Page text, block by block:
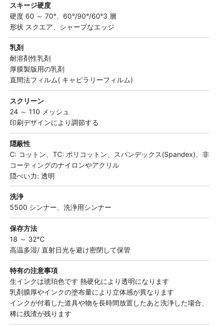
スキージ硬度
硬度 60 ～ 70°、60°/90°/60°3 層
形状 スクエア、シャープなエッジ
乳剤
耐溶剤性乳剤
厚膜製版用の乳剤
直間法フィルム( キャピラリーフィルム)
スクリーン
24 ～ 110 メッシュ
印刷デザインにより調節する
隠蔽性
C: コットン、TC: ポリコットン、スパンデックス(Spandex)、非
コーティングのナイロンやアクリル
隠ぺい力: 透明
洗浄
5500 シンナー、洗浄用シンナー
保存方法
18 ～ 32℃
高温多湿/ 直射日光を避け密閉して保管
特有の注意事項
生インクは琥珀色です 熱硬化により透明になります
乳剤膜厚やインクの塗布量により立体感が異なります
インクが付着した道具や物を長時間放置したあと洗浄した場合、
稀に残渣が残ります